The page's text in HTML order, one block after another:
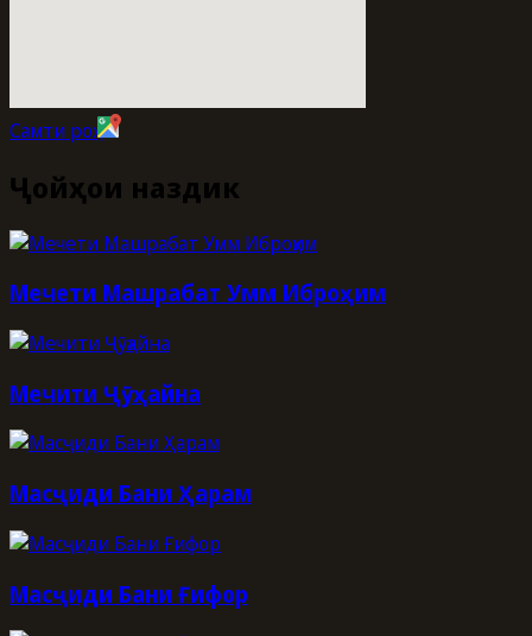
Самти роҳ
Ҷойҳои наздик
Мечети Машрабат Умм Иброҳим
Мечити Ҷӯҳайна
Масҷиди Бани Ҳарам
Масҷиди Бани Ғифор